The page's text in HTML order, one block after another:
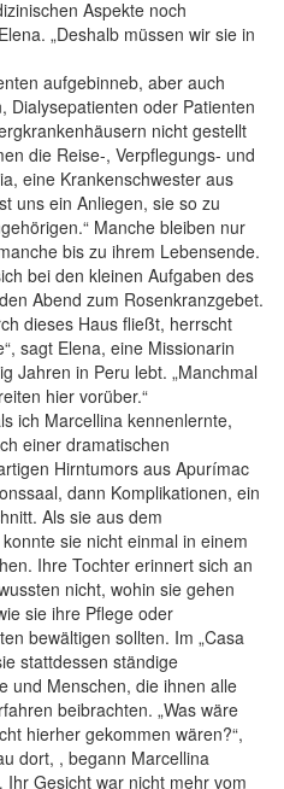
Aspekte noch
„Deshalb müssen wir sie in
aufgebinneb, aber auch
Dialysepatienten oder Patienten
nicht gestellt
die Reise-, Verpflegungs- und
eine Krankenschwester aus
uns ein Anliegen, sie so zu
Manche bleiben nur
bis zu ihrem Lebensende.
bei den kleinen Aufgaben des
Abend zum Rosenkranzgebet.
dieses Haus fließt, herrscht
sagt Elena, eine Missionarin
Jahren in Peru lebt. „Manchmal
hier vorüber.“
ich Marcellina kennenlernte,
einer dramatischen
Hirntumors aus Apurímac
dann Komplikationen, ein
Als sie aus dem
sie nicht einmal in einem
Ihre Tochter erinnert sich an
nicht, wohin sie gehen
sie ihre Pflege oder
bewältigen sollten. Im „Casa
stattdessen ständige
und Menschen, die ihnen alle
beibrachten. „Was wäre
hierher gekommen wären?“,
dort, , begann Marcellina
Gesicht war nicht mehr vom